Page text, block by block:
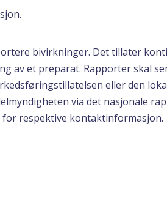
bivirkninger. Det tillater
av et preparat. Rapporter skal
eller den
via det nasjonale
respektive kontaktinformasjon.